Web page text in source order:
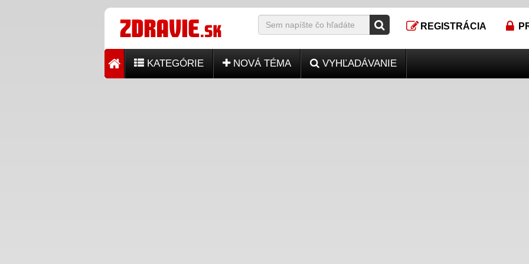
REGISTRÁCIA
KATEGÓRIE NOVÁ TÉMA VYHĽADÁVANIE